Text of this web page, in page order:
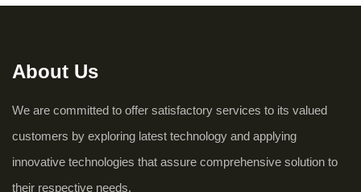
About Us
We are committed to offer satisfactory services to its valued
customers by exploring latest technology and applying
innovative technologies that assure comprehensive solution to
their respective needs.